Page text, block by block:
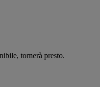
tornerà presto.